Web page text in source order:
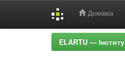
Домівка
ELARTU —